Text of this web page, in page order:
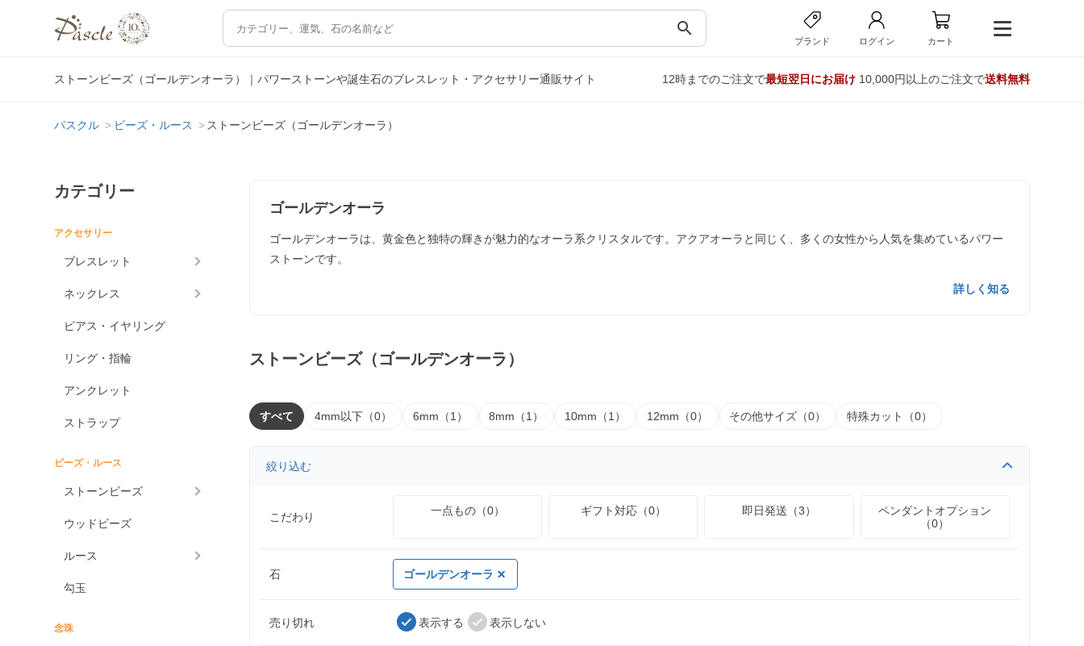
search
ブランド ログイン カート
ストーンビーズ（ゴールデンオーラ）｜パワーストーンや誕生石のブレスレット・アクセサリー通販サイト 12時までのご注文で最短翌日にお届け10,000円以上のご注文で送料無料
パスクル ビーズ・ルース ストーンビーズ（ゴールデンオーラ）
カテゴリー
アクセサリー
ブレスレット
ネックレス
ピアス・イヤリング
リング・指輪
アンクレット
ストラップ
ビーズ・ルース
ストーンビーズ
ウッドビーズ
ルース
勾玉
念珠
ゴールデンオーラ
ゴールデンオーラは、黄金色と独特の輝きが魅力的なオーラ系クリスタルです。アクアオーラと同じく、多くの女性から人気を集めているパワー
ストーンです。
詳しく知る
ストーンビーズ（ゴールデンオーラ）
すべて 4mm以下（0） 6mm（1） 8mm（1） 10mm（1） 12mm（0） その他サイズ（0） 特殊カット（0）
絞り込む
こだわり 一点もの（0） ギフト対応（0） 即日発送（3）
ペンダントオプション
（0）
石 ゴールデンオーラ
売り切れ 表示する 表示しない